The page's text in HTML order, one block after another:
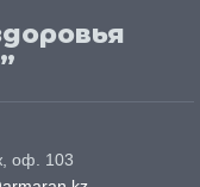
оф. 103